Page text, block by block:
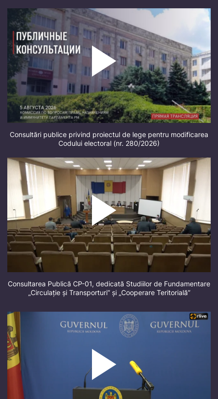
Consultări publice privind proiectul de lege pentru modificarea
Codului electoral (nr. 280/2026)
Consultarea Publică CP-01, dedicată Studiilor de Fundamentare
„Circulație și Transporturi” și „Cooperare Teritorială”